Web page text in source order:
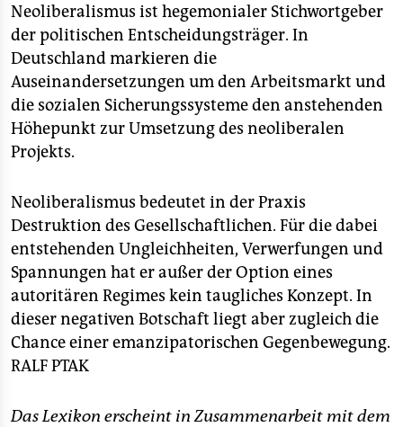
Neoliberalismus ist hegemonialer Stichwortgeber
der politischen Entscheidungsträger. In
Deutschland markieren die
Auseinandersetzungen um den Arbeitsmarkt und
die sozialen Sicherungssysteme den anstehenden
Höhepunkt zur Umsetzung des neoliberalen
Projekts.
Neoliberalismus bedeutet in der Praxis
Destruktion des Gesellschaftlichen. Für die dabei
entstehenden Ungleichheiten, Verwerfungen und
Spannungen hat er außer der Option eines
autoritären Regimes kein taugliches Konzept. In
dieser negativen Botschaft liegt aber zugleich die
Chance einer emanzipatorischen Gegenbewegung.
RALF PTAK
Das Lexikon erscheint in Zusammenarbeit mit dem